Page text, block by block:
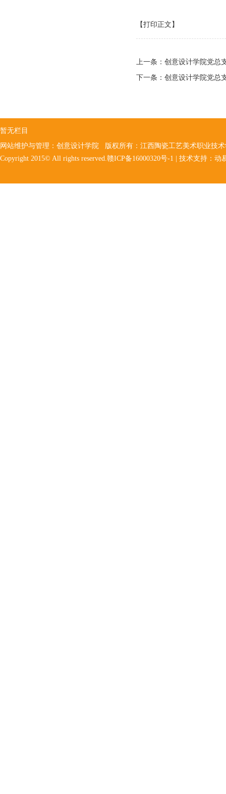
【打印正文】
上一条： 创意设计学院党总
下一条： 创意设计学院党总
暂无栏目
网站维护与管理：创意设计学院 版权所有：江西陶瓷工艺美术职业技
Copyright 2015© All rights reserved.赣ICP备16000320号-1 | 技术支持：动